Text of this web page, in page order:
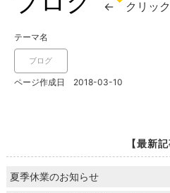
← クリック
テーマ名
ブログ
ページ作成日 2018-03-10
【最新記
夏季休業のお知らせ